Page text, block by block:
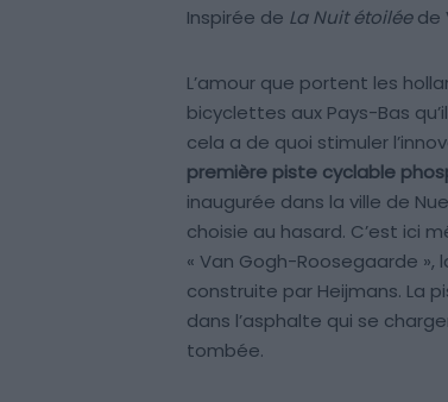
Inspirée de La Nuit étoiléede
L’amour que portent les
bicyclettes aux Pays-Bas
cela a de quoi stimuler
première piste cyclable
inaugurée dans la ville de
choisie au hasard. C’est ici
« Van Gogh-Roosegaarde
construite par Heijmans. La
dans l’asphalte qui se
tombée.